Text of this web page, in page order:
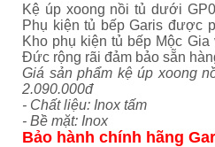
Kệ úp xoong nồi tủ dưới
Phụ kiện tủ bếp Garis được
Kho phụ kiện tủ bếp Mộc
Đức rộng rãi đảm bảo sẵn
Giá sản phẩm kệ úp xoong
2.090.000đ
- Chất liệu: Inox tấm
- Bề mặt: Inox
Bảo hành chính hãng